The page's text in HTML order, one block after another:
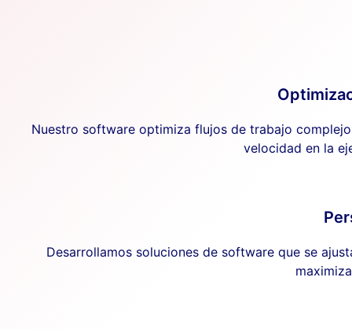
Nuestro software optimiza flujos de trabajo
velocidad en la
Desarrollamos soluciones de software que se